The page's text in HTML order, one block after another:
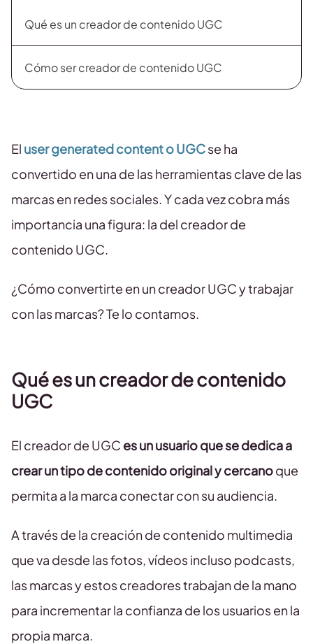
Qué es un creador de contenido UGC
Cómo ser creador de contenido UGC
El user generated content o UGCse ha
convertido en una de las herramientas clave de las
marcas en redes sociales. Y cada vez cobra más
importancia una figura: la del creador de
contenido UGC.
¿Cómo convertirte en un creador UGC y trabajar
con las marcas? Te lo contamos.
Qué es un creador de contenido
UGC
El creador de UGC es un usuario que se dedica a
crear un tipo de contenido original y cercanoque
permita a la marca conectar con su audiencia.
A través de la creación de contenido multimedia
que va desde las fotos, vídeos incluso podcasts,
las marcas y estos creadores trabajan de la mano
para incrementar la confianza de los usuarios en la
propia marca.